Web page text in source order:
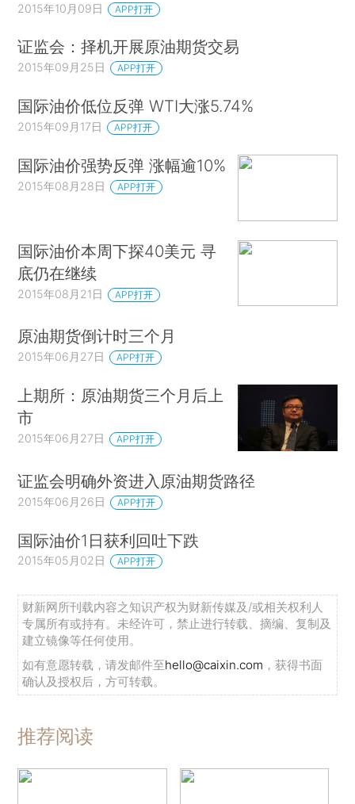
2015年10月09日 APP打开
证监会：择机开展原油期货交易
2015年09月25日 APP打开
国际油价低位反弹 WTI大涨5.74%
2015年09月17日 APP打开
国际油价强势反弹 涨幅逾10%
2015年08月28日 APP打开
国际油价本周下探40美元 寻
底仍在继续
2015年08月21日 APP打开
原油期货倒计时三个月
2015年06月27日 APP打开
上期所：原油期货三个月后上
市
2015年06月27日 APP打开
证监会明确外资进入原油期货路径
2015年06月26日 APP打开
国际油价1日获利回吐下跌
2015年05月02日 APP打开
财新网所刊载内容之知识产权为财新传媒及/或相关权利人
专属所有或持有。未经许可，禁止进行转载、摘编、复制及
建立镜像等任何使用。
如有意愿转载，请发邮件至hello@caixin.com ，获得书面
确认及授权后，方可转载。
推荐阅读